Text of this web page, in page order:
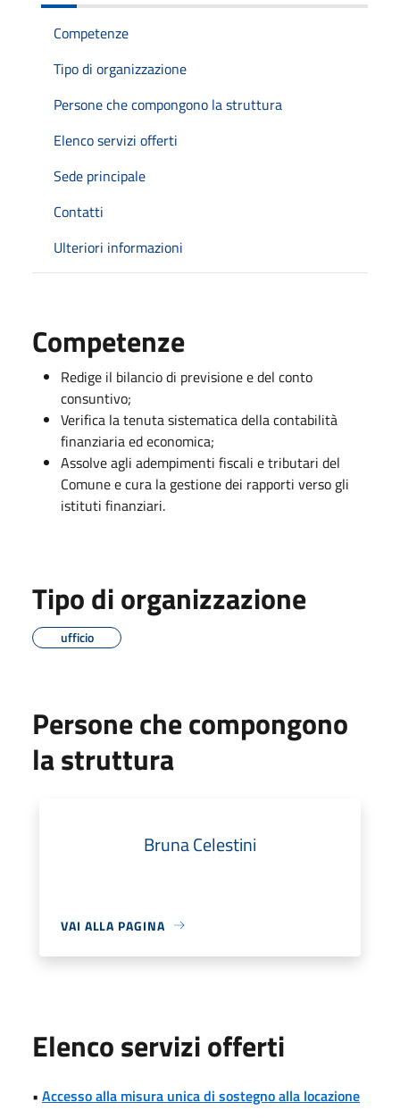
Competenze
Tipo di organizzazione
Persone che compongono la struttura
Elenco servizi offerti
Sede principale
Contatti
Ulteriori informazioni
Competenze
Redige il bilancio di previsione e del conto
consuntivo;
Verifica la tenuta sistematica della contabilità
finanziaria ed economica;
Assolve agli adempimenti fiscali e tributari del
Comune e cura la gestione dei rapporti verso gli
istituti finanziari.
Tipo di organizzazione
ufficio
Persone che compongono
la struttura
Bruna Celestini
VAI ALLA PAGINA
Elenco servizi offerti
• Accesso alla misura unica di sostegno alla locazione